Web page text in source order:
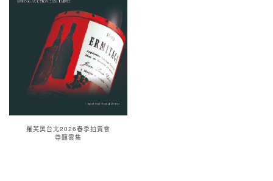
羅芙奧台北2026春季拍賣會
尊釀雲集